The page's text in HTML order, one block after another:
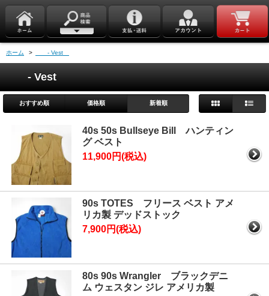
ホーム > - Vest
- Vest
おすすめ順 価格順 新着順
40s 50s Bullseye Bill ハンティン
グ ベスト
11,900円(税込)
90s TOTES フリース ベスト アメ
リカ製 デッドストック
7,900円(税込)
80s 90s Wrangler ブラックデニ
ム ウェスタン ジレ アメリカ製